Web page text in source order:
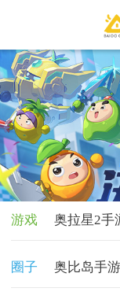
游戏 奥拉星2手
奥奇传说
圈子 奥比岛手